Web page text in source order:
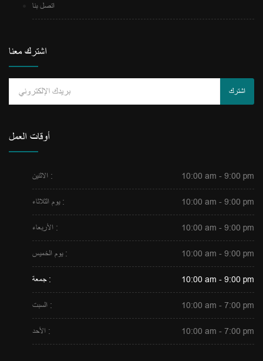
اتصل بنا
اشترك معنا
اشترك
أوقات العمل
الاثنين : 10:00 am - 9:00 pm
يوم الثلاثاء : 10:00 am - 9:00 pm
الأربعاء : 10:00 am - 9:00 pm
يوم الخميس : 10:00 am - 9:00 pm
جمعة : 10:00 am - 9:00 pm
السبت : 10:00 am - 7:00 pm
الأحد : 10:00 am - 7:00 pm